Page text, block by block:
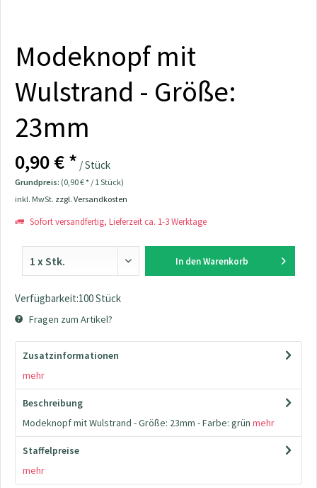
Modeknopf mit
Wulstrand - Größe:
23mm
0,90 € * / Stück
Grundpreis: (0,90 € * / 1 Stück)
inkl. MwSt. zzgl. Versandkosten
Sofort versandfertig, Lieferzeit ca. 1-3 Werktage
In den Warenkorb
Verfügbarkeit:100 Stück
Fragen zum Artikel?
Zusatzinformationen
mehr
Beschreibung
Modeknopf mit Wulstrand - Größe: 23mm - Farbe: grün mehr
Staffelpreise
mehr